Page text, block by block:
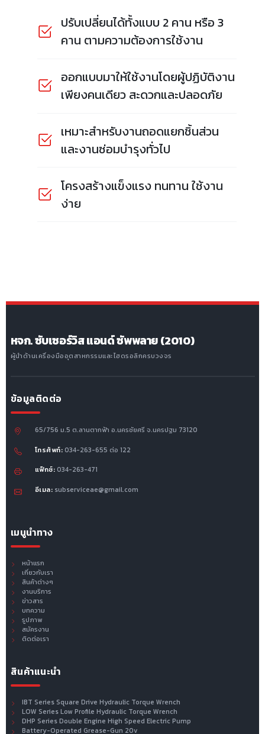
ปรับเปลี่ยนได้ทั้งแบบ 2 คาน หรือ 3
คาน ตามความต้องการใช้งาน
ออกแบบมาให้ใช้งานโดยผู้ปฏิบัติงาน
เพียงคนเดียว สะดวกและปลอดภัย
เหมาะสำหรับงานถอดแยกชิ้นส่วน
และงานซ่อมบำรุงทั่วไป
โครงสร้างแข็งแรง ทนทาน ใช้งาน
ง่าย
หจก. ซับเซอร์วิส แอนด์ ซัพพลาย (2010)
ผู้นำด้านเครื่องมืออุตสาหกรรมและไฮดรอลิกครบวงจร
ข้อมูลติดต่อ
65/756 ม.5 ต.ลานตากฟ้า อ.นครชัยศรี จ.นครปฐม 73120
โทรศัพท์: 034-263-655 ต่อ 122
แฟ็กซ์: 034-263-471
อีเมล: subserviceae@gmail.com
เมนูนำทาง
หน้าแรก
เกี่ยวกับเรา
สินค้าต่างๆ
งานบริการ
ข่าวสาร
บทความ
รูปภาพ
สมัครงาน
ติดต่อเรา
สินค้าแนะนำ
IBT Series Square Drive Hydraulic Torque Wrench
LOW Series Low Profile Hydraulic Torque Wrench
DHP Series Double Engine High Speed Electric Pump
Battery-Operated Grease-Gun 20v